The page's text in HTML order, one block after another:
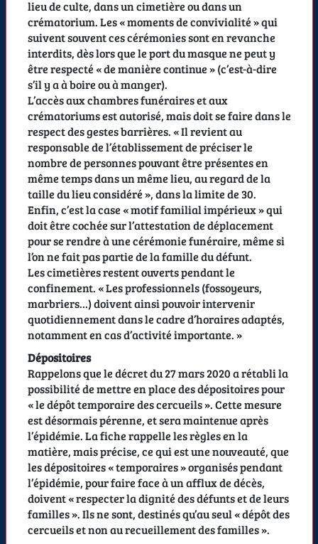
lieu de culte, dans un cimetière ou dans un
crématorium. Les « moments de convivialité » qui
suivent souvent ces cérémonies sont en revanche
interdits, dès lors que le port du masque ne peut y
être respecté « de manière continue » (c’est-à-dire
s’il y a à boire ou à manger).
L’accès aux chambres funéraires et aux
crématoriums est autorisé, mais doit se faire dans le
respect des gestes barrières. « Il revient au
responsable de l’établissement de préciser le
nombre de personnes pouvant être présentes en
même temps dans un même lieu, au regard de la
taille du lieu considéré », dans la limite de 30.
Enfin, c’est la case « motif familial impérieux » qui
doit être cochée sur l’attestation de déplacement
pour se rendre à une cérémonie funéraire, même si
l’on ne fait pas partie de la famille du défunt.
Les cimetières restent ouverts pendant le
confinement. « Les professionnels (fossoyeurs,
marbriers…) doivent ainsi pouvoir intervenir
quotidiennement dans le cadre d’horaires adaptés,
notamment en cas d’activité importante. »
Dépositoires
Rappelons que le décret du 27 mars 2020 a rétabli la
possibilité de mettre en place des dépositoires pour
« le dépôt temporaire des cercueils ». Cette mesure
est désormais pérenne, et sera maintenue après
l’épidémie. La fiche rappelle les règles en la
matière, mais précise, ce qui est une nouveauté, que
les dépositoires « temporaires » organisés pendant
l’épidémie, pour faire face à un afflux de décès,
doivent « respecter la dignité des défunts et de leurs
familles ». Ils ne sont, destinés qu’au seul « dépôt des
cercueils et non au recueillement des familles ».